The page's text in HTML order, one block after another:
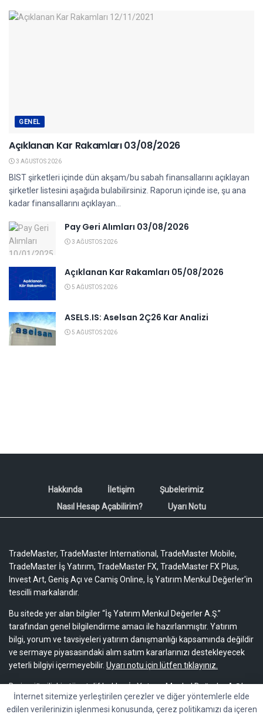
GENEL
Açıklanan Kar Rakamları 03/08/2026
3 AĞUSTOS 2026
BIST şirketleri içinde dün akşam/bu sabah finansallarını açıklayan
şirketler listesini aşağıda bulabilirsiniz. Raporun içinde ise, şu ana
kadar finansallarını açıklayan...
Pay Geri Alımları 03/08/2026
3 AĞUSTOS 2026
Açıklanan Kar Rakamları 05/08/2026
5 AĞUSTOS 2026
ASELS.IS: Aselsan 2Ç26 Kar Analizi
5 AĞUSTOS 2026
Hakkında İletişim
Şubelerimiz
Nasıl Hesap Açabilirim?
Uyarı Notu
TradeMaster, TradeMaster International, TradeMaster Mobile,
TradeMaster İş Yatırım, TradeMaster FX, TradeMaster FX Plus,
Invest Art, Geniş Açı ve Camiş Online, İş Yatırım Menkul Değerler'in
tescilli markalarıdır.
Bu sitede yer alan bilgiler “İş Yatırım Menkul Değerler A.Ş.”
tarafından genel bilgilendirme amacı ile hazırlanmıştır. Yatırım
bilgi, yorum ve tavsiyeleri yatırım danışmanlığı kapsamında değildir
ve sermaye piyasasındaki alım satım kararlarınızı destekleyecek
yeterli bilgiyi içermeyebilir. Uyarı notu için lütfen tıklayınız.
Bu içeriğe ilişkin tüm telif hakları İş Yatırım Menkul Değerler A.Ş.’ye
aittir. Bu içerik, açık iznimiz olmaksızın başkaları tarafından
İnternet sitemize yerleştirilen çerezler ve diğer yöntemlerle elde
edilen verilerinizin işlenmesi konusunda, çerez politikamızı da içeren